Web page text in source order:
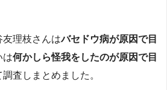
友理枝さんはバセドウ病が原因で目
は何かしら怪我をしたのが原因で目
査しまとめました。